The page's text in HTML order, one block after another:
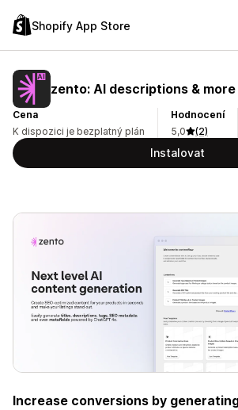
Shopify App Store
zento: AI descriptions & more
Cena
K dispozici je bezplatný plán
Hodnocení
5,0
(2)
Instalovat
Increase conversions by